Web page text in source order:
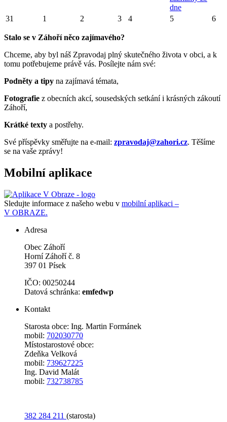
dne
31 1 2 3 4 5 6
Stalo se v Záhoří něco zajímavého?
Chceme, aby byl náš Zpravodaj plný skutečného života v obci, a k
tomu potřebujeme právě vás. Posílejte nám své:
Podněty a tipy na zajímavá témata,
Fotografie z obecních akcí, sousedských setkání i krásných zákoutí
Záhoří,
Krátké texty a postřehy.
Své příspěvky směřujte na e-mail: zpravodaj@zahori.cz. Těšíme
se na vaše zprávy!
Mobilní aplikace
Sledujte informace z našeho webu v mobilní aplikaci –
V OBRAZE.
Adresa
Obec Záhoří
Horní Záhoří č. 8
397 01 Písek
IČO: 00250244
Datová schránka: emfedwp
Kontakt
Starosta obce: Ing. Martin Formánek
mobil: 702030770
Místostarostové obce:
Zdeňka Velková
mobil: 739627225
Ing. David Malát
mobil: 732738785
382 284 211 (starosta)